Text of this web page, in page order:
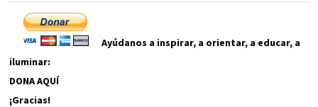
Ayúdanos a inspirar, a orientar, a educar, a
iluminar:
DONA AQUÍ
¡Gracias!